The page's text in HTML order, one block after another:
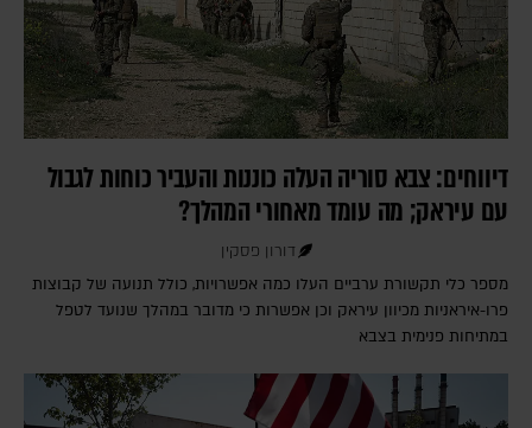
דיווחים: צבא סוריה העלה כוננות והעביר כוחות לגבול
עם עיראק; מה עומד מאחורי המהלך?
דורון פסקין
מספר כלי תקשורת ערביים העלו כמה אפשרויות, כולל תנועה של קבוצות
פרו-איראניות מכיוון עיראק וכן אפשרות כי מדובר במהלך שנועד לטפל
במתיחות פנימית בצבא